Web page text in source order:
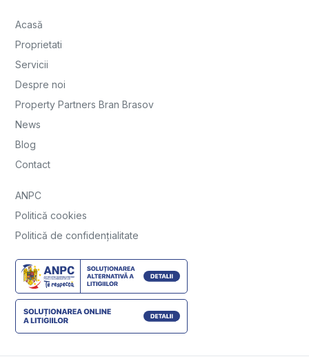
Acasă
Proprietati
Servicii
Despre noi
Property Partners Bran Brasov
News
Blog
Contact
ANPC
Politică cookies
Politică de confidențialitate